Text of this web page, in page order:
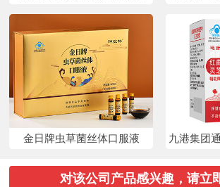
金日牌虫草菌丝体口服液
九港集团
对该公司产品感兴趣，请立